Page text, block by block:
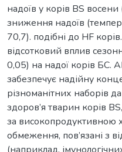
надоїв у корів BS
зниження надоїв
70,7). подібні до HF
відсотковий вплив
0,05) на надої корів БС.
забезпечує надійну
різноманітних наборів
здоров’я тварин корів
за високопродуктивною
обмеження, пов’язані з